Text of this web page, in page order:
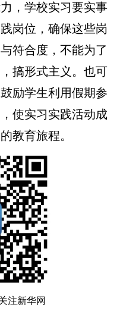
，学校实习要实事
岗位，确保这些岗
符合度，不能为了
搞形式主义。也可
励学生利用假期参
使实习实践活动成
教育旅程。
注新华网